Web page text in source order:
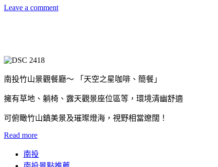
Leave a comment
南投竹山景觀餐廳～ 「天空之星咖啡、簡餐」
擁有草地、躺椅、露天觀景座位區等，環境清幽舒適
可俯瞰竹山鎮美景及璀璨燈海，視野相當遼闊！
Read more
南投